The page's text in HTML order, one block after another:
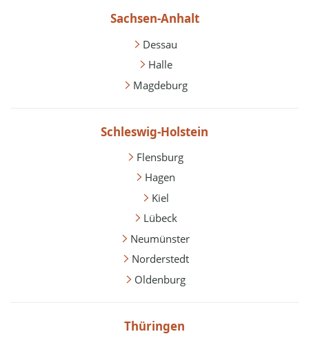
Sachsen-Anhalt
Dessau
Halle
Magdeburg
Schleswig-Holstein
Flensburg
Hagen
Kiel
Lübeck
Neumünster
Norderstedt
Oldenburg
Thüringen